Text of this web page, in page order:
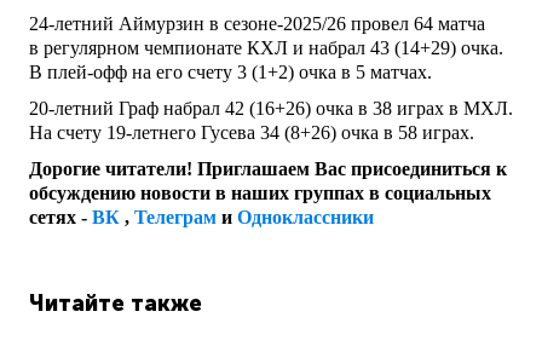
24-летний Аймурзин в сезоне-2025/26 провел 64 матча
в регулярном чемпионате КХЛ и набрал 43 (14+29) очка.
В плей-офф на его счету 3 (1+2) очка в 5 матчах.
20-летний Граф набрал 42 (16+26) очка в 38 играх в МХЛ.
На счету 19-летнего Гусева 34 (8+26) очка в 58 играх.
Дорогие читатели! Приглашаем Вас присоединиться к
обсуждению новости в наших группах в социальных
сетях - ВК , Телеграм и Одноклассники
Читайте также